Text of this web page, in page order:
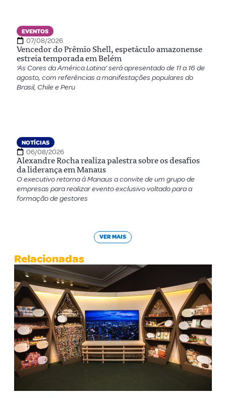
EVENTOS
07/08/2026
Vencedor do Prêmio Shell, espetáculo amazonense
estreia temporada em Belém
‘As Cores da América Latina’ será apresentado de 11 a 16 de
agosto, com referências a manifestações populares do
Brasil, Chile e Peru
NOTÍCIAS
06/08/2026
Alexandre Rocha realiza palestra sobre os desafios
da liderança em Manaus
O executivo retorna à Manaus a convite de um grupo de
empresas para realizar evento exclusivo voltado para a
formação de gestores
VER MAIS
Relacionadas